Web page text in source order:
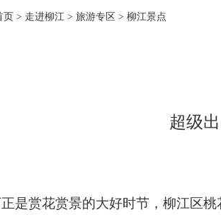
页 > 走进柳江 > 旅游专区 > 柳江景点
超级
是赏花赏景的大好时节，柳江区